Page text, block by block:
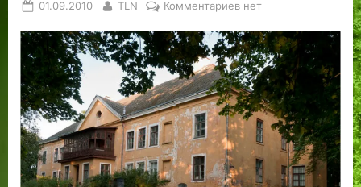
Posted
01.09.2010 By
TLN Комментариевк
Русский
музей
на
мызе
Бланкенхагенов
нет